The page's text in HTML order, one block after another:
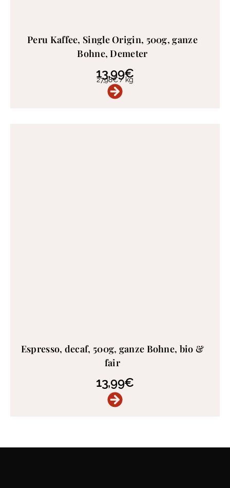
Peru Kaffee, Single Origin, 500g, ganze
Bohne, Demeter
13,99€
27,98€/kg
Espresso, decaf, 500g, ganze Bohne, bio &
fair
13,99€